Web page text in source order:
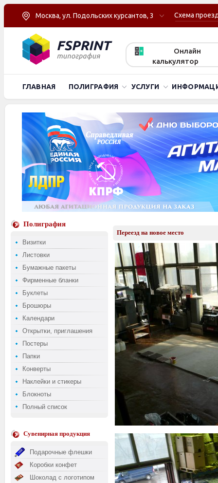
Москва, ул. Подольских курсантов, 3 Схема
Онлайн
калькулятор
ГЛАВНАЯ ПОЛИГРАФИЯ УСЛУГИ
Полиграфия
Визитки
Листовки
Бумажные пакеты
Фирменные бланки
Буклеты
Брошюры
Календари
Открытки, приглашения
Постеры
Папки
Конверты
Наклейки и стикеры
Блокноты
Полный список
Сувенирная продукция
Подарочные флешки
Коробки конфет
Шоколад с логотипом
Переезд на новое место